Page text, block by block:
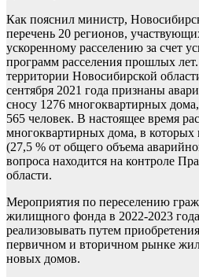
Как пояснил министр,
перечень 20 регионов,
ускоренному расселению за счет
программ расселения прошлых
территории Новосибирской
сентября 2021 года признаны
сносу 1276 многоквартирных
565 человек. В настоящее время
многоквартирных дома, в
(27,5 % от общего объема
вопроса находится на контроле
области.
Мероприятия по переселению
жилищного фонда в 2022-2023
реализовывать путем
первичном и вторичном рынке
новых домов.